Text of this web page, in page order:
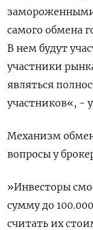
самого обмена
В нем будут
участники
являться
участников«, -
Механизм
вопросы у
»Инвесторы
сумму до
считать их